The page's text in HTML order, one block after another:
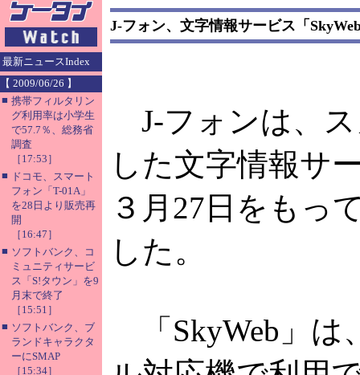
最新ニュースIndex
【 2009/06/26 】
■ 携帯フィルタリン
グ利用率は小学生
で57.7％、総務省
調査
［17:53］
■ ドコモ、スマート
フォン「T-01A」
を28日より販売再
開
［16:47］
■ ソフトバンク、コ
ミュニティサービ
ス「S!タウン」を9
月末で終了
［15:51］
■ ソフトバンク、ブ
ランドキャラクタ
ーにSMAP
［15:34］
J-フォン、文字情報サービス「
J-フォンは、
した文字情報サ
３月27日をもっ
した。
「SkyWeb」は